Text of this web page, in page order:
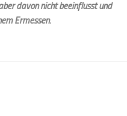
davon nicht beeinflusst und
Ermessen.